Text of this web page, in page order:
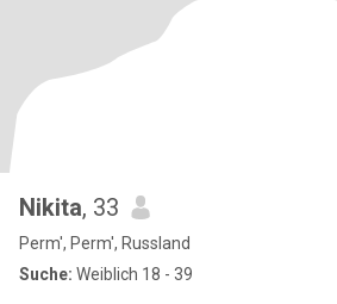
Nikita, 33
Perm', Perm', Russland
Suche: Weiblich 18 - 39